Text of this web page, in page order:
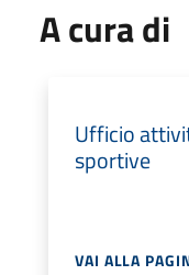
A cura di
Ufficio
sportive
VAI ALLA